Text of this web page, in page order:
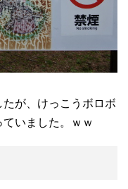
たが、けっこうボロボ
いました。ｗｗ